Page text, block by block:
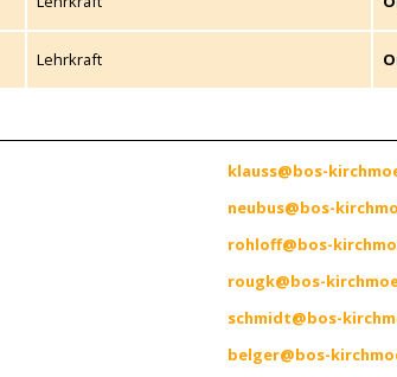
Lehrkraft
klauss@bos-
neubus@bos-
rohloff@bos-
rougk@bos-
schmidt@bos-
belger@bos-